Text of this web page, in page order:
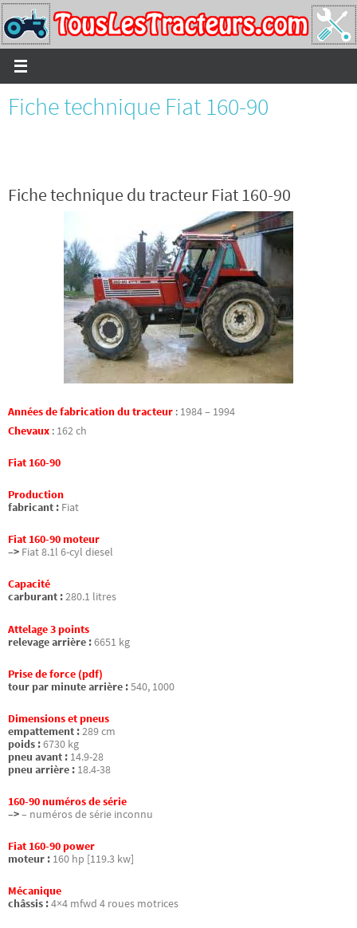
Passer
vers
le
contenu
Fiche technique Fiat 160-90
Fiche technique du tracteur Fiat 160-90
Années de fabrication du tracteur : 1984 – 1994
Chevaux : 162 ch
Fiat 160-90
Production
fabricant : Fiat
Fiat 160-90 moteur
–> Fiat 8.1l 6-cyl diesel
Capacité
carburant :280.1 litres
Attelage 3 points
relevage arrière :6651 kg
Prise de force (pdf)
tour par minute arrière :540, 1000
Dimensions et pneus
empattement :289 cm
poids :6730 kg
pneu avant : 14.9-28
pneu arrière : 18.4-38
160-90 numéros de série
–>– numéros de série inconnu
Fiat 160-90 power
moteur : 160 hp [119.3 kw]
Mécanique
châssis :4×4 mfwd 4 roues motrices